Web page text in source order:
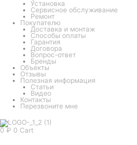
Установка
Сервисное обслуживание
Ремонт
Покупателю
Доставка и монтаж
Способы оплаты
Гарантия
Договора
Вопрос-ответ
Бренды
Объекты
Отзывы
Полезная информация
Статьи
Видео
Контакты
Перезвоните мне
0 ₽ 0 Cart